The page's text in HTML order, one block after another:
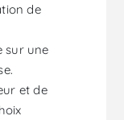
de
sur une
et de